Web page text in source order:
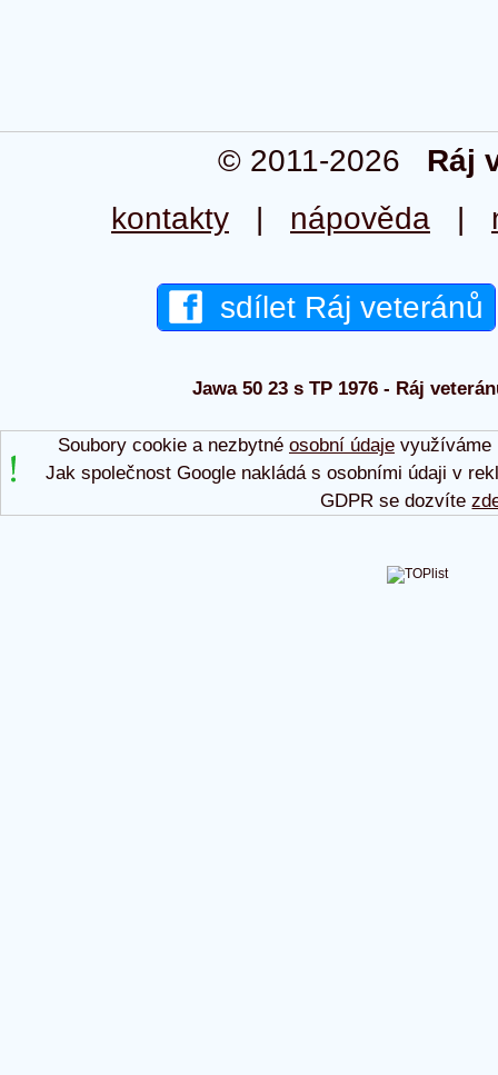
© 2011-2026 Ráj
kontakty | nápověda |
sdílet Ráj veteránů
Jawa 50 23 s TP 1976 - Ráj
Soubory cookie a nezbytné osobní údajevyužíváme
Jak společnost Google nakládá s osobními údaji v
GDPR se dozvíte